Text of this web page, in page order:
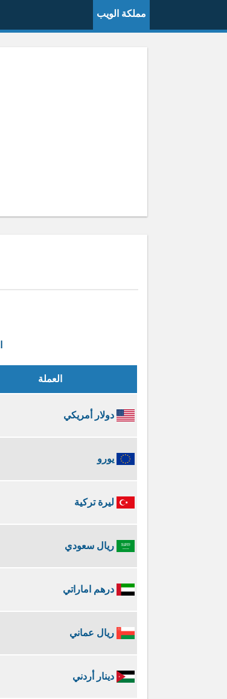
مملكة الويب
العملة
دولار أمريكي
يورو
ليرة تركية
ريال سعودي
درهم اماراتي
ريال عماني
دينار أردني